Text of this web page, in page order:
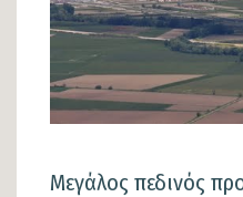
Μεγάλος πεδινός